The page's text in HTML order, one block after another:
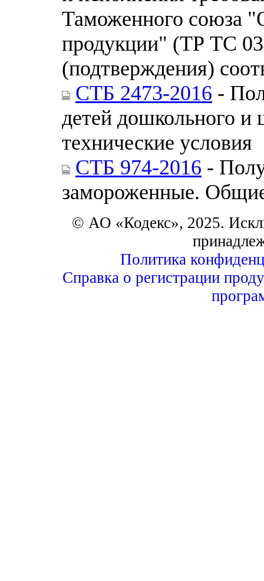
Таможенного союза
продукции" (ТР ТС
(подтверждения)
СТБ 2473-2016 -
детей дошкольного и
технические условия
СТБ 974-2016 -
замороженные.
© АО «Кодекс», 2025.
Политика
Справка о регистрации